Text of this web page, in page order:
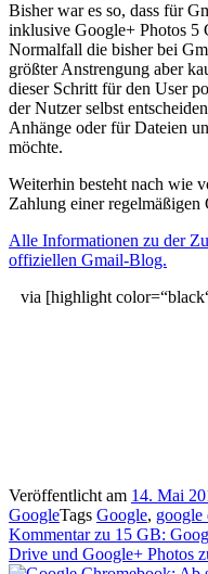
Bisher war es so, dass für
inklusive Google+ Photos 5
Normalfall die bisher bei
größter Anstrengung aber
dieser Schritt für den User
der Nutzer selbst
Anhänge oder für Dateien
möchte.
Weiterhin besteht nach wie
Zahlung einer regelmäßigen
Alle Informationen zu der
offiziellen Gmail-Blog.
via [highlight
Veröffentlicht am 14. Mai
GoogleTags Google, google
Kommentarzu 15 GB:
Drive und Google+ Photos